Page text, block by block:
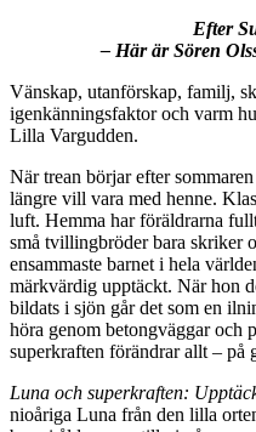
Efter
– Här är Sören
Vänskap, utanförskap, familj,
igenkänningsfaktor och varm
Lilla Vargudden.
När trean börjar efter
längre vill vara med henne.
luft. Hemma har föräldrarna
små tvillingbröder bara skriker
ensammaste barnet i hela
märkvärdig upptäckt. När hon
bildats i sjön går det som en
höra genom betongväggar och
superkraften förändrar allt – på
Luna och superkraften:
nioåriga Luna från den lilla